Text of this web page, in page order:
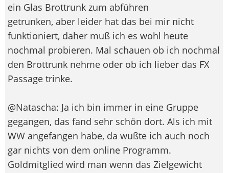
ein Glas Brottrunk zum abführen
getrunken, aber leider hat das bei mir nicht
funktioniert, daher muß ich es wohl heute
nochmal probieren. Mal schauen ob ich nochmal
den Brottrunk nehme oder ob ich lieber das FX
Passage trinke.
@Natascha: Ja ich bin immer in eine Gruppe
gegangen, das fand sehr schön dort. Als ich mit
WW angefangen habe, da wußte ich auch noch
gar nichts von dem online Programm.
Goldmitglied wird man wenn das Zielgewicht